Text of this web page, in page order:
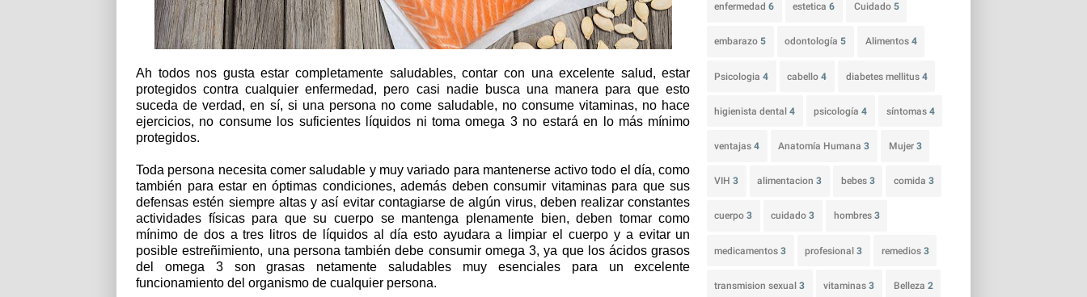
Ah todos nos gusta estar completamente saludables, contar con una excelente salud, estar
protegidos contra cualquier enfermedad, pero casi nadie busca una manera para que esto
suceda de verdad, en sí, si una persona no come saludable, no consume vitaminas, no hace
ejercicios, no consume los suficientes líquidos ni toma omega 3 no estará en lo más mínimo
protegidos.
Toda persona necesita comer saludable y muy variado para mantenerse activo todo el día, como
también para estar en óptimas condiciones, además deben consumir vitaminas para que sus
defensas estén siempre altas y así evitar contagiarse de algún virus, deben realizar constantes
actividades físicas para que su cuerpo se mantenga plenamente bien, deben tomar como
mínimo de dos a tres litros de líquidos al día esto ayudara a limpiar el cuerpo y a evitar un
posible estreñimiento, una persona también debe consumir omega 3, ya que los ácidos grasos
del omega 3 son grasas netamente saludables muy esenciales para un excelente
funcionamiento del organismo de cualquier persona.
enfermedad6 estetica6 Cuidado 5
embarazo 5 odontología 5 Alimentos 4
Psicologia4 cabello4 diabetes mellitus 4
higienista dental4 psicología4 síntomas 4
ventajas4 Anatomía Humana3 Mujer 3
VIH3 alimentacion3 bebes 3 comida 3
cuerpo3 cuidado3 hombres 3
medicamentos3 profesional3 remedios 3
transmision sexual3 vitaminas3 Belleza 2